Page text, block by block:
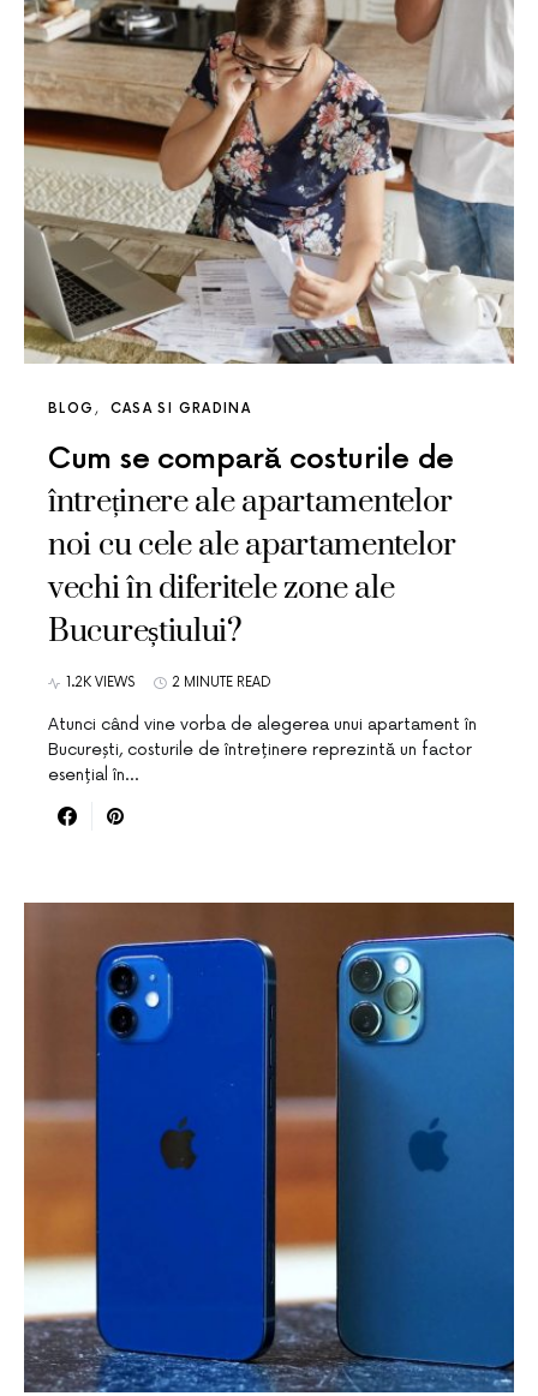
BLOG CASA SI GRADINA
Cum se compară costurile de
întreținere ale apartamentelor
noi cu cele ale apartamentelor
vechi în diferitele zone ale
Bucureștiului?
1.2K VIEWS 2 MINUTE READ
Atunci când vine vorba de alegerea unui apartament în
București, costurile de întreținere reprezintă un factor
esențial în…